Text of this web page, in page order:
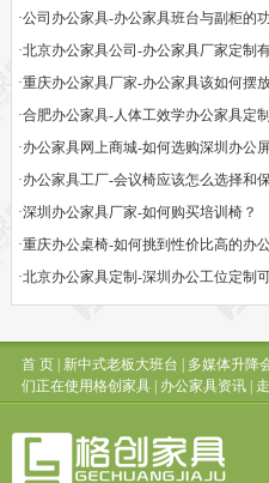
·公司办公家具-办公家具班台与副柜的
·重庆办公家具厂家-办公家具该如何摆
·办公家具工厂-会议椅应该怎么选择和
·深圳办公家具厂家-如何购买培训椅？
·重庆办公桌椅-如何挑到性价比高的办
首 页| 新中式老板大班台 | 多媒体升降
们正在使用格创家具| 办公家具资讯|